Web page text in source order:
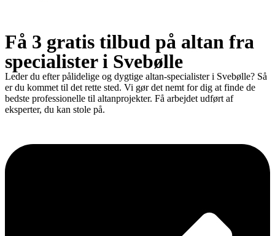
Få 3 gratis tilbud på altan fra
specialister i Svebølle
Leder du efter pålidelige og dygtige altan-specialister i Svebølle? Så
er du kommet til det rette sted. Vi gør det nemt for dig at finde de
bedste professionelle til altanprojekter. Få arbejdet udført af
eksperter, du kan stole på.